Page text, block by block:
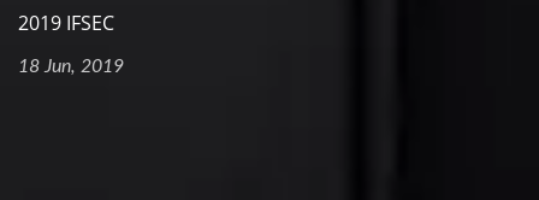
2019 IFSEC
18 Jun, 2019